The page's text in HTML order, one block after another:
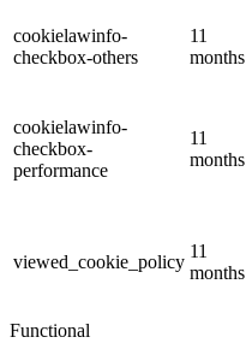
cookielawinfo-
checkbox-others
11
months
cookielawinfo-
checkbox-
performance
11
months
viewed_cookie_policy
11
months
Functional